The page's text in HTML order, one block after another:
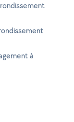
à